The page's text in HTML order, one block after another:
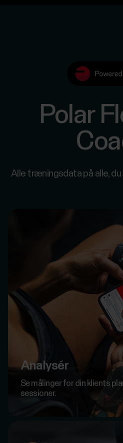
Polar
Alle træningsdata på alle,
Analysér
Se målinger for din klients
sessioner.